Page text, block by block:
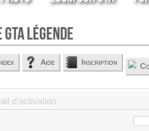
Légende
Aide Inscription
d’activation